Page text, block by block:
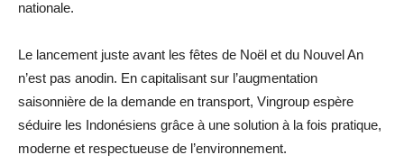
nationale.
Le lancement juste avant les fêtes de Noël et du Nouvel An
n’est pas anodin. En capitalisant sur l’augmentation
saisonnière de la demande en transport, Vingroup espère
séduire les Indonésiens grâce à une solution à la fois pratique,
moderne et respectueuse de l’environnement.